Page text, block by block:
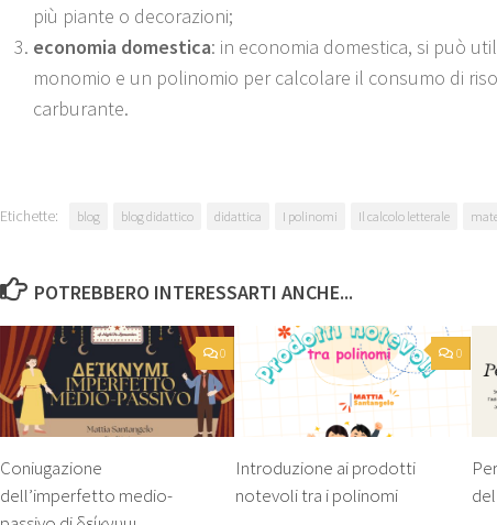
più piante o decorazioni;
economia domestica: in economia domestica, si può
monomio e un polinomio per calcolare il consumo di
carburante.
Etichette: blog blog didattico didattica I polinomi Il calcolo letterale
POTREBBERO INTERESSARTI ANCHE...
0
Coniugazione
dell’imperfetto medio-
0
Introduzione ai prodotti
notevoli tra i polinomi